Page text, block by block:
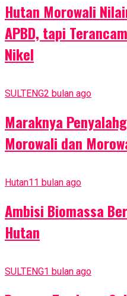
Hutan Morowali
APBD, tapi
Nikel
SULTENG2 bulan ago
Maraknya
Morowali dan
Hutan11 bulan ago
Ambisi Biomassa
Hutan
SULTENG1 bulan ago